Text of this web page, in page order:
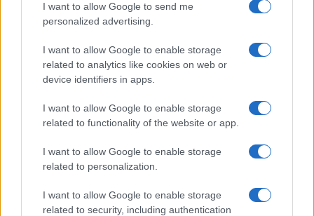
I want to allow Google to send me
personalized advertising.
I want to allow Google to enable storage
related to analytics like cookies on web or
device identifiers in apps.
I want to allow Google to enable storage
related to functionality of the website or app.
I want to allow Google to enable storage
related to personalization.
I want to allow Google to enable storage
related to security, including authentication
Giovannimaria Cabras